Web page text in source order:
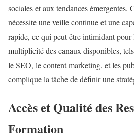
sociales et aux tendances émergentes.
nécessite une veille continue et une
rapide, ce qui peut être intimidant pour
multiplicité des canaux disponibles,
le SEO, le content marketing, et les
complique la tâche de définir une
Accès et Qualité des
Formation